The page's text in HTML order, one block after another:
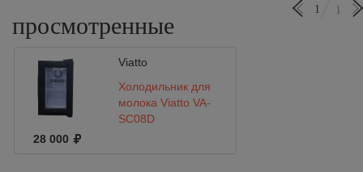
просмотренные
1 1
Viatto
Холодильник для
молока Viatto VA-
SC08D
28 000